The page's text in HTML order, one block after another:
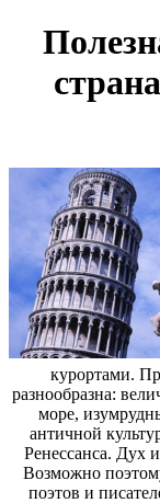
курортами.
разнообразна:
море,
античной
Ренессанса. Дух
Возможно
поэтов и